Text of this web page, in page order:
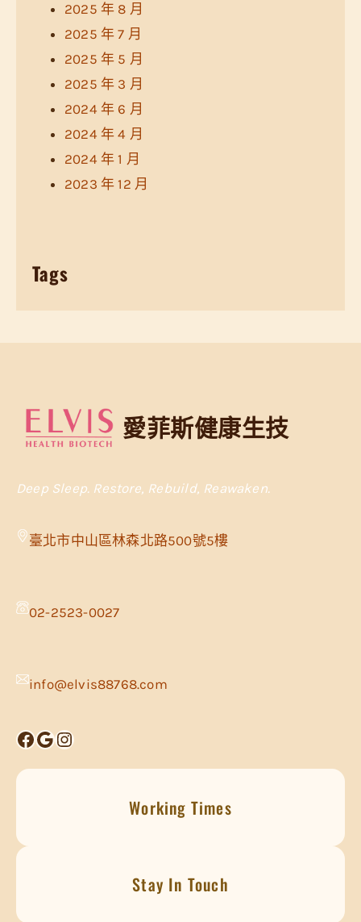
2025 年 8 月
2025 年 7 月
2025 年 5 月
2025 年 3 月
2024 年 6 月
2024 年 4 月
2024 年 1 月
2023 年 12 月
Tags
愛菲斯健康生技
Deep Sleep. Restore, Rebuild, Reawaken.
臺北市中山區林森北路500號5樓
02-2523-0027
info@elvis88768.com
Facebook Google Instagram
Working Times
Stay In Touch